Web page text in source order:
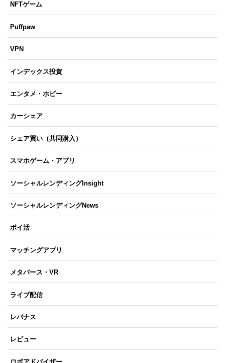
NFTゲーム
Puffpaw
VPN
インデックス投資
エンタメ・ホビー
カーシェア
シェア買い（共同購入）
スマホゲーム・アプリ
ソーシャルレンディングInsight
ソーシャルレンディングNews
ポイ活
マッチングアプリ
メタバース・VR
ライブ配信
レバナス
レビュー